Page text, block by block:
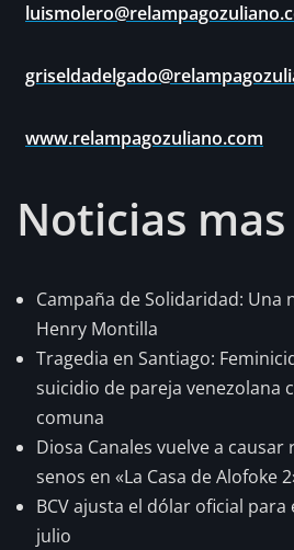
www.relampagozuliano.com
Noticias
Campaña de Solidaridad: Una
Henry Montilla
Tragedia en Santiago:
suicidio de pareja venezolana
comuna
Diosa Canales vuelve a
senos en «La Casa de Alofoke
BCV ajusta el dólar oficial para
julio